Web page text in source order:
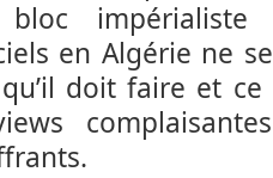
bloc
en Algérie ne
doit faire et